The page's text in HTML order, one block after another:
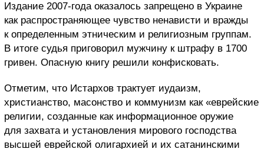
Издание 2007-года оказалось запрещено в Украине
как распространяющее чувство ненависти и вражды
к определенным этническим и религиозным группам.
В итоге судья приговорил мужчину к штрафу в 1700
гривен. Опасную книгу решили конфисковать.
Отметим, что Истархов трактует иудаизм,
христианство, масонство и коммунизм как «еврейские
религии, созданные как информационное оружие
для захвата и установления мирового господства
высшей еврейской олигархией и их сатанинскими